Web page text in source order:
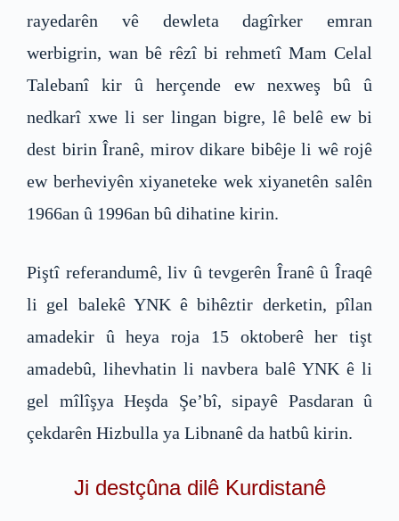
rayedarên vê dewleta dagîrker emran
werbigrin, wan bê rêzî bi rehmetî Mam Celal
Talebanî kir û herçende ew nexweş bû û
nedkarî xwe li ser lingan bigre, lê belê ew bi
dest birin Îranê, mirov dikare bibêje li wê rojê
ew berheviyên xiyaneteke wek xiyanetên salên
1966an û 1996an bû dihatine kirin.
Piştî referandumê, liv û tevgerên Îranê û Îraqê
li gel balekê YNK ê bihêztir derketin, pîlan
amadekir û heya roja 15 oktoberê her tişt
amadebû, lihevhatin li navbera balê YNK ê li
gel mîlîşya Heşda Şe’bî, sipayê Pasdaran û
çekdarên Hizbulla ya Libnanê da hatbû kirin.
Ji destçûna dilê Kurdistanê